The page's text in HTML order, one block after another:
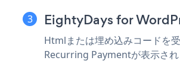
EightyDays for
Htmlまたは埋め込みコードを
Recurring Paymentが表示され